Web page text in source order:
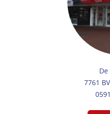
7761